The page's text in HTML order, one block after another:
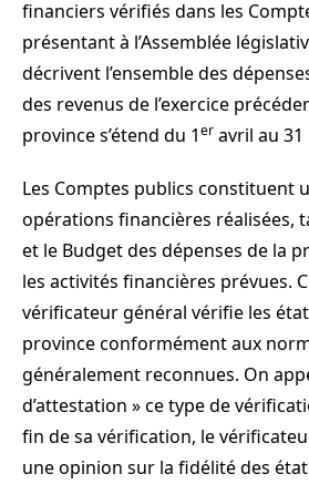
financiers vérifiés dans les
présentant à l’Assemblée
décrivent l’ensemble des
des revenus de l’exercice
province s’étend du 1er avril au 31
Les Comptes publics constituent
opérations financières réalisées,
et le Budget des dépenses de la
les activités financières prévues.
vérificateur général vérifie les
province conformément aux
généralement reconnues. On
d’attestation » ce type de
fin de sa vérification, le
une opinion sur la fidélité des